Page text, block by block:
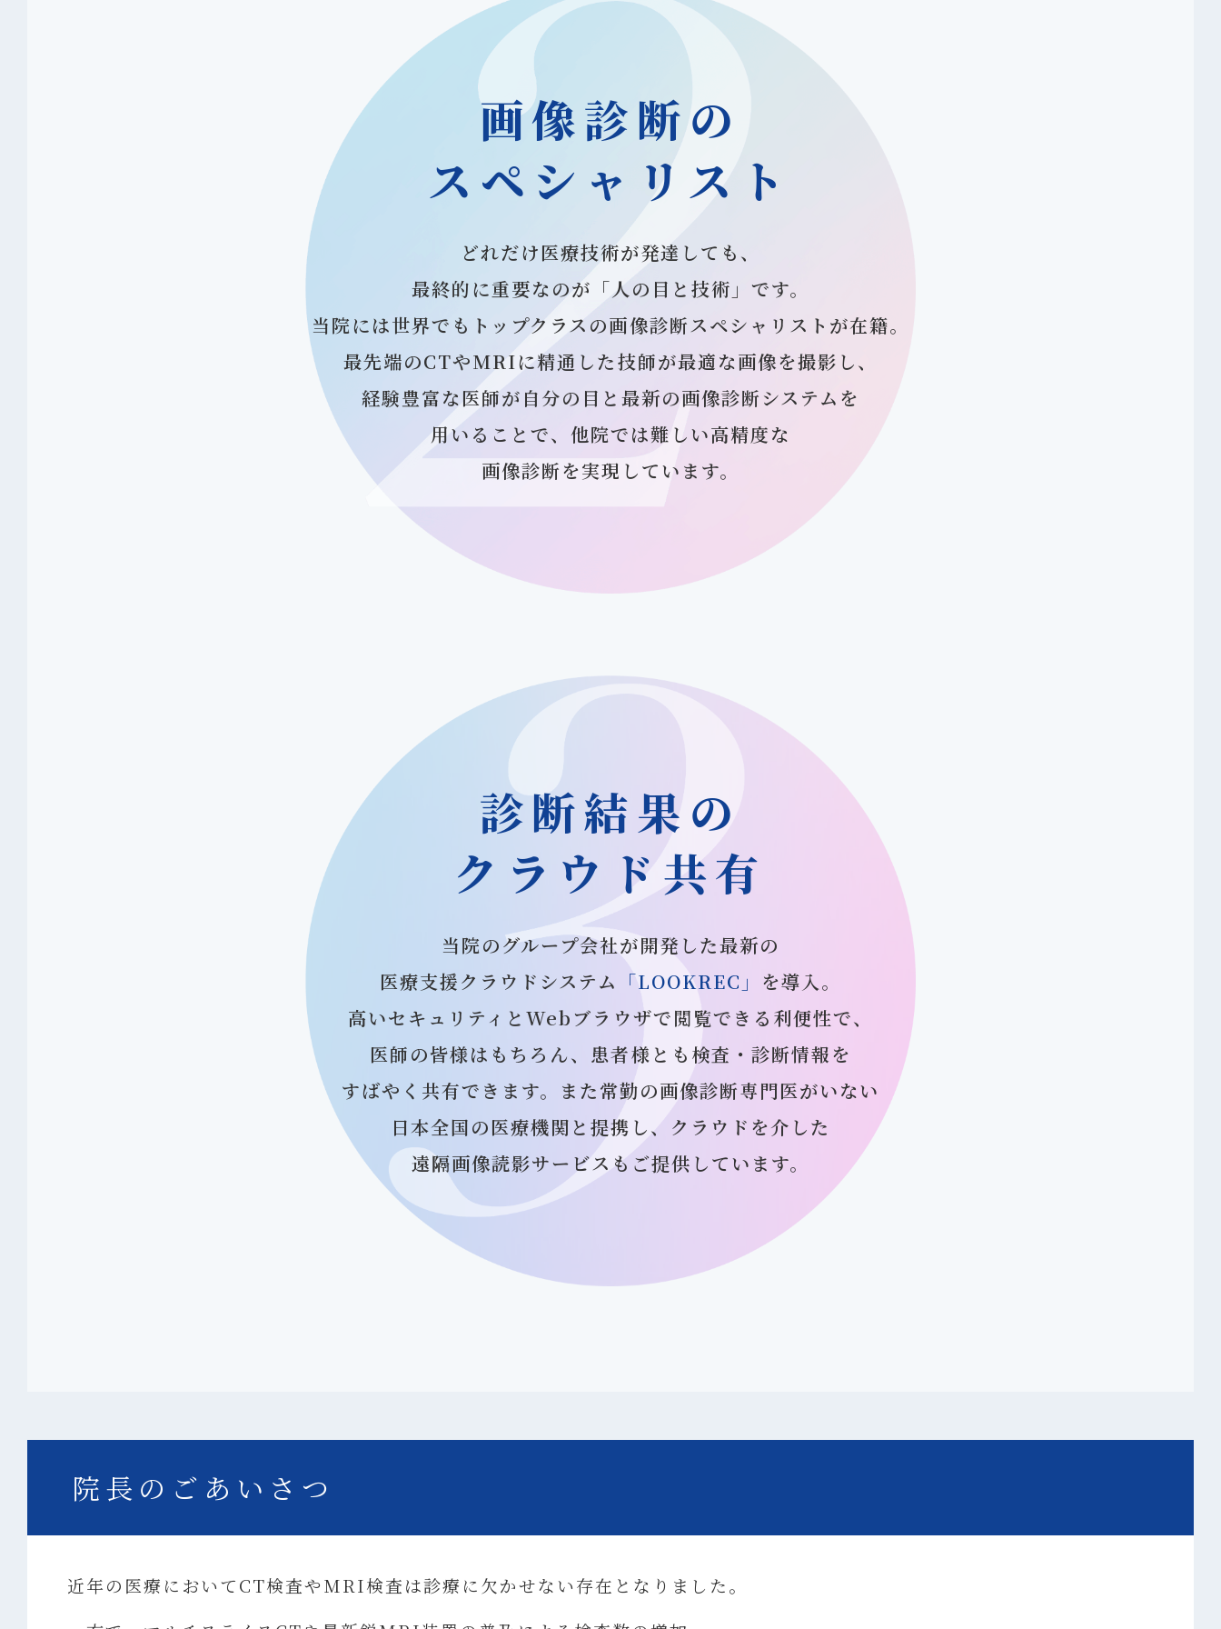
画像診断の
スペシャリスト
どれだけ医療技術が発達しても、
最終的に重要なのが「人の目と技術」です。
当院には世界でもトップクラスの画像診断スペシャリストが在籍。
最先端のCTやMRIに精通した技師が最適な画像を撮影し、
経験豊富な医師が自分の目と最新の画像診断システムを
用いることで、他院では難しい高精度な
画像診断を実現しています。
診断結果の
クラウド共有
当院のグループ会社が開発した最新の
医療支援クラウドシステム 「LOOKREC」 を導入。
高いセキュリティとWebブラウザで閲覧できる利便性で、
医師の皆様はもちろん、患者様とも検査・診断情報を
すばやく共有できます。また常勤の画像診断専門医がいない
日本全国の医療機関と提携し、クラウドを介した
遠隔画像読影サービスもご提供しています。
院長のごあいさつ
近年の医療においてCT検査やMRI検査は診療に欠かせない存在となりました。